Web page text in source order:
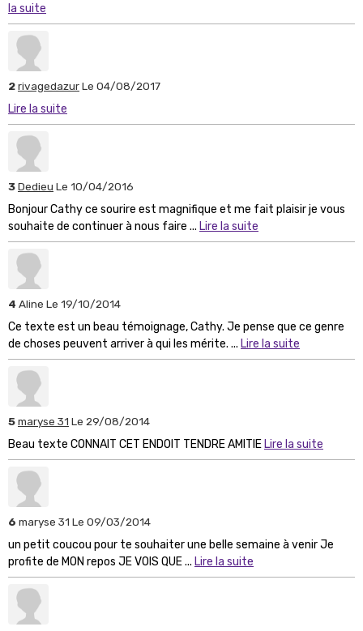
la suite
2rivagedazurLe 04/08/2017
Lire la suite
3Dedieu Le 10/04/2016
Bonjour Cathy ce sourire est magnifique et me fait plaisir je vous
souhaite de continuer à nous faire ... Lire la suite
4 Aline Le 19/10/2014
Ce texte est un beau témoignage, Cathy. Je pense que ce genre
de choses peuvent arriver à qui les mérite. ... Lire la suite
5maryse 31 Le 29/08/2014
Beau texte CONNAIT CET ENDOIT TENDRE AMITIE Lire la suite
6 maryse 31 Le 09/03/2014
un petit coucou pour te souhaiter une belle semaine à venir Je
profite de MON repos JE VOIS QUE ... Lire la suite